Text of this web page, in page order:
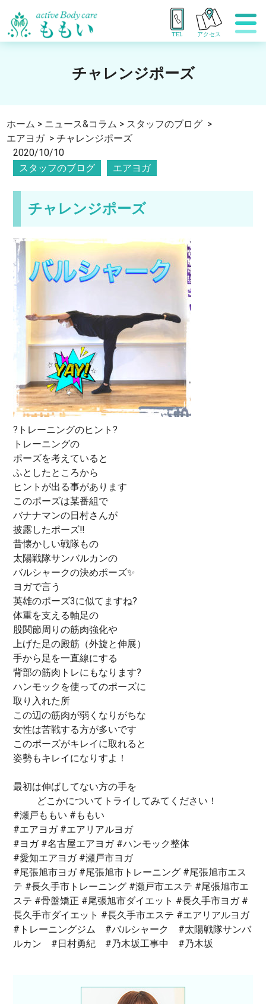
TEL アクセス
チャレンジポーズ
ホーム > ニュース&コラム > スタッフのブログ >
エアヨガ >チャレンジポーズ
2020/10/10
スタッフのブログ
エアヨガ
チャレンジポーズ
?トレーニングのヒント?
トレーニングの
ポーズを考えていると
ふとしたところから
ヒントが出る事があります
このポーズは某番組で
バナナマンの日村さんが
披露したポーズ‼️
昔懐かしい戦隊もの
太陽戦隊サンバルカンの
バルシャークの決めポーズ✨
ヨガで言う
英雄のポーズ3に似てますね?
体重を支える軸足の
股関節周りの筋肉強化や
上げた足の殿筋（外旋と伸展）
手から足を一直線にする
背部の筋肉トレにもなります?
ハンモックを使ってのポーズに
取り入れた所
この辺の筋肉が弱くなりがちな
女性は苦戦する方が多いです
このポーズがキレイに取れると
姿勢もキレイになりすよ！
最初は伸ばしてない方の手を
どこかについてトライしてみてください！
#瀬戸ももい #ももい
#エアヨガ #エアリアルヨガ
#ヨガ #名古屋エアヨガ #ハンモック整体
#愛知エアヨガ #瀬戸市ヨガ
#尾張旭市ヨガ #尾張旭市トレーニング #尾張旭市エス
テ #長久手市トレーニング #瀬戸市エステ #尾張旭市エ
ステ #骨盤矯正 #尾張旭市ダイエット #長久手市ヨガ #
長久手市ダイエット #長久手市エステ #エアリアルヨガ
#トレーニングジム #バルシャーク #太陽戦隊サンバ
ルカン #日村勇紀 #乃木坂工事中 #乃木坂